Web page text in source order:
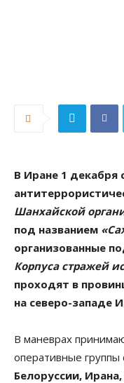
В Иране 1 декабря
Шанхайской
под названием
организованные
Корпуса стражей
проходят в
на северо-западе
В маневрах
оперативные
Белоруссии,